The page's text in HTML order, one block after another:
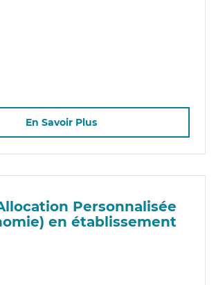
En Savoir Plus
Personnalisée
en établissement